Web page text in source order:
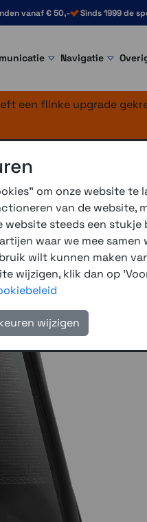
vanaf € 50,- Sinds 1999 de
Navigatie
een flinke upgrade
L
om onze website
van de website,
website steeds een
waar we mee
wilt kunnen maken
wijzigen, klik dan op
wijzigen